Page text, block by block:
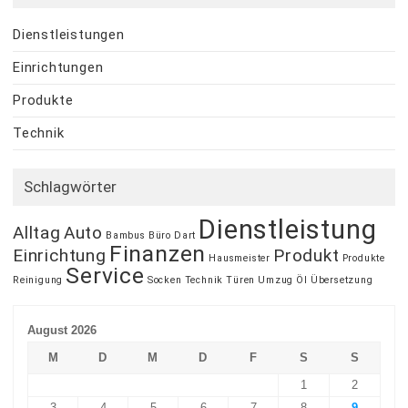
Dienstleistungen
Einrichtungen
Produkte
Technik
Schlagwörter
Alltag Auto Bambus Büro Dart Dienstleistung
Einrichtung Finanzen Hausmeister Produkt Produkte
Reinigung Service Socken Technik Türen Umzug Öl Übersetzung
August 2026
M
D M D F S
S
1
2